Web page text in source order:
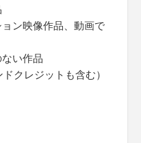
ン映像作品、動画で
い作品
クレジットも含む）